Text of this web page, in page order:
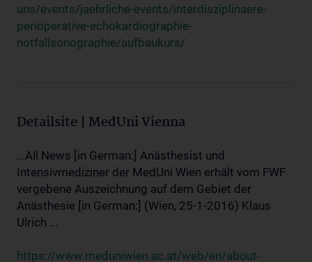
uns/events/jaehrliche-events/interdisziplinaere-
perioperative-echokardiographie-
notfallsonographie/aufbaukurs/
Detailsite | MedUni Vienna
...All News [in German:] Anästhesist und
Intensivmediziner der MedUni Wien erhält vom FWF
vergebene Auszeichnung auf dem Gebiet der
Anästhesie [in German:] (Wien, 25-1-2016) Klaus
Ulrich ...
https://www.meduniwien.ac.at/web/en/about-